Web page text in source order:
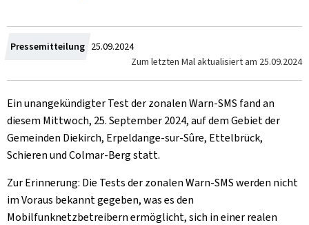
Pressemitteilung Zum
25.09.2024
Zum letzten Mal aktualisiert am 25.09.2024
Ein unangekündigter Test der zonalen Warn-SMS fand an
diesem Mittwoch, 25. September 2024, auf dem Gebiet der
Gemeinden Diekirch, Erpeldange-sur-Sûre, Ettelbrück,
Schieren und Colmar-Berg statt.
Zur Erinnerung: Die Tests der zonalen Warn-SMS werden nicht
im Voraus bekannt gegeben, was es den
Mobilfunknetzbetreibern ermöglicht, sich in einer realen